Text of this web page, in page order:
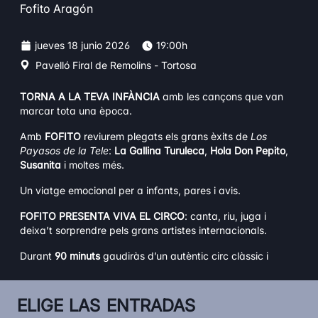
Fofito Aragón
jueves 18 junio 2026
19:00h
Pavelló Firal de Remolins - Tortosa
TORNA A LA TEVA INFÀNCIA amb les cançons que van
marcar tota una època.
Amb FOFITO reviurem plegats els grans èxits de Los
Payasos de la Tele: La Gallina Turuleca, Hola Don Pepito,
Susanita i moltes més.
Un viatge emocional per a infants, pares i avis.
FOFITO PRESENTA VIVA EL CIRCO: canta, riu, juga i
deixa’t sorprendre pels grans artistes internacionals.
Durant 90 minutsgaudiràs d’un autèntic circ clàssic i
Reviu l’esperit del circ com mai abans.
ELIGE LAS ENTRADAS